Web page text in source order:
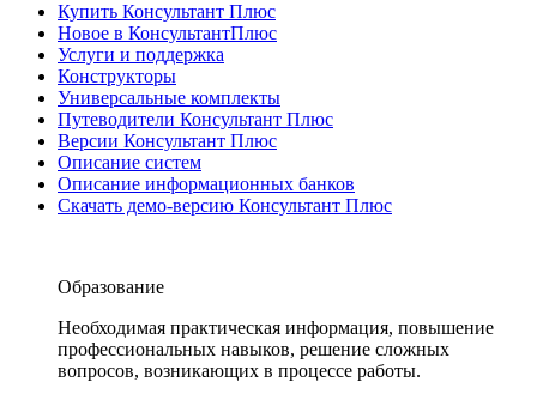
Купить Консультант Плюс
Новое в КонсультантПлюс
Услуги и поддержка
Конструкторы
Универсальные комплекты
Путеводители Консультант Плюс
Версии Консультант Плюс
Описание систем
Описание информационных банков
Скачать демо-версию Консультант Плюс
Образование
Необходимая практическая информация, повышение
профессиональных навыков, решение сложных
вопросов, возникающих в процессе работы.